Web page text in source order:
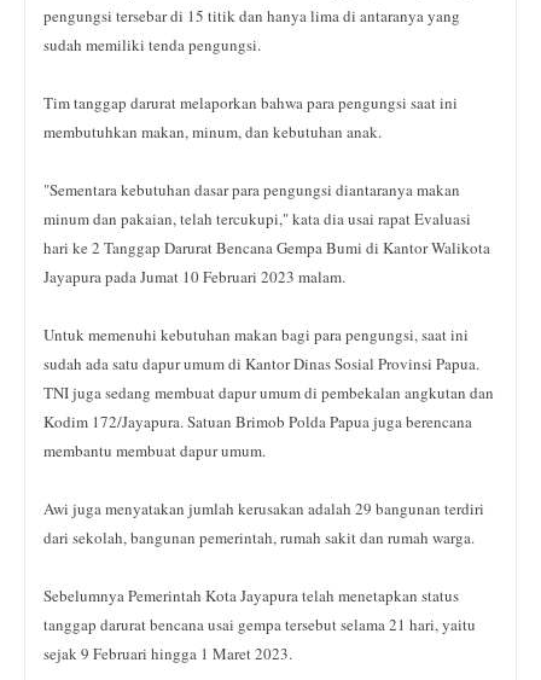
pengungsi tersebar di 15 titik dan hanya lima di antaranya yang
sudah memiliki tenda pengungsi.
Tim tanggap darurat melaporkan bahwa para pengungsi saat ini
membutuhkan makan, minum, dan kebutuhan anak.
"Sementara kebutuhan dasar para pengungsi diantaranya makan
minum dan pakaian, telah tercukupi," kata dia usai rapat Evaluasi
hari ke 2 Tanggap Darurat Bencana Gempa Bumi di Kantor Walikota
Jayapura pada Jumat 10 Februari 2023 malam.
Untuk memenuhi kebutuhan makan bagi para pengungsi, saat ini
sudah ada satu dapur umum di Kantor Dinas Sosial Provinsi Papua.
TNI juga sedang membuat dapur umum di pembekalan angkutan dan
Kodim 172/Jayapura. Satuan Brimob Polda Papua juga berencana
membantu membuat dapur umum.
Awi juga menyatakan jumlah kerusakan adalah 29 bangunan terdiri
dari sekolah, bangunan pemerintah, rumah sakit dan rumah warga.
Sebelumnya Pemerintah Kota Jayapura telah menetapkan status
tanggap darurat bencana usai gempa tersebut selama 21 hari, yaitu
sejak 9 Februari hingga 1 Maret 2023.